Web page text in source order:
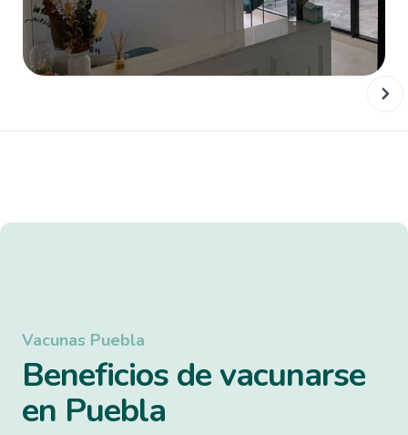
Vacunas Puebla
Beneficios de vacunarse
en Puebla